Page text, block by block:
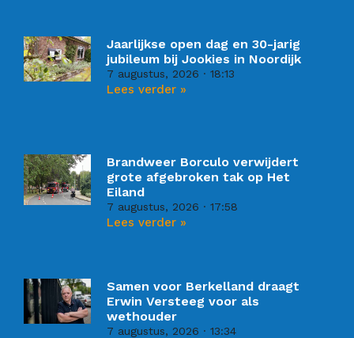
Jaarlijkse open dag en 30-jarig
jubileum bij Jookies in Noordijk
7 augustus, 2026 18:13
Lees verder »
Brandweer Borculo verwijdert
grote afgebroken tak op Het
Eiland
7 augustus, 2026 17:58
Lees verder »
Samen voor Berkelland draagt
Erwin Versteeg voor als
wethouder
7 augustus, 2026 13:34